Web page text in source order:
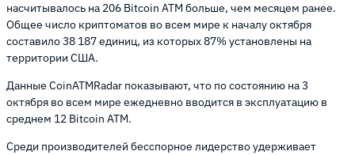
насчитывалось на 206 Bitcoin ATM больше, чем месяцем ранее.
Общее число криптоматов во всем мире к началу октября
составило 38 187 единиц, из которых 87% установлены на
территории США.
Данные CoinATMRadar показывают, что по состоянию на 3
октября во всем мире ежедневно вводится в эксплуатацию в
среднем 12 Bitcoin ATM.
Среди производителей бесспорное лидерство удерживает